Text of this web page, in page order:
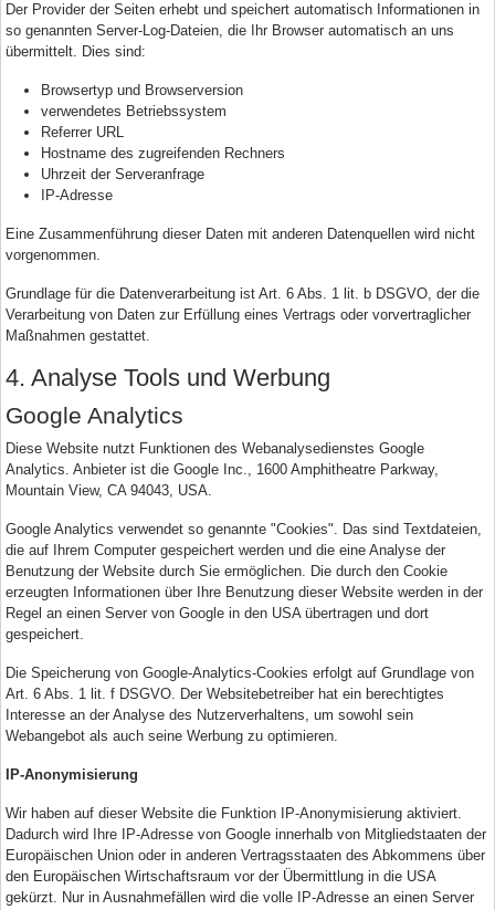
Der Provider der Seiten erhebt und speichert automatisch Informationen in
so genannten Server-Log-Dateien, die Ihr Browser automatisch an uns
übermittelt. Dies sind:
Browsertyp und Browserversion
verwendetes Betriebssystem
Referrer URL
Hostname des zugreifenden Rechners
Uhrzeit der Serveranfrage
IP-Adresse
Eine Zusammenführung dieser Daten mit anderen Datenquellen wird nicht
vorgenommen.
Grundlage für die Datenverarbeitung ist Art. 6 Abs. 1 lit. b DSGVO, der die
Verarbeitung von Daten zur Erfüllung eines Vertrags oder vorvertraglicher
Maßnahmen gestattet.
4. Analyse Tools und Werbung
Google Analytics
Diese Website nutzt Funktionen des Webanalysedienstes Google
Analytics. Anbieter ist die Google Inc., 1600 Amphitheatre Parkway,
Mountain View, CA 94043, USA.
Google Analytics verwendet so genannte "Cookies". Das sind Textdateien,
die auf Ihrem Computer gespeichert werden und die eine Analyse der
Benutzung der Website durch Sie ermöglichen. Die durch den Cookie
erzeugten Informationen über Ihre Benutzung dieser Website werden in der
Regel an einen Server von Google in den USA übertragen und dort
gespeichert.
Die Speicherung von Google-Analytics-Cookies erfolgt auf Grundlage von
Art. 6 Abs. 1 lit. f DSGVO. Der Websitebetreiber hat ein berechtigtes
Interesse an der Analyse des Nutzerverhaltens, um sowohl sein
Webangebot als auch seine Werbung zu optimieren.
IP-Anonymisierung
Wir haben auf dieser Website die Funktion IP-Anonymisierung aktiviert.
Dadurch wird Ihre IP-Adresse von Google innerhalb von Mitgliedstaaten der
Europäischen Union oder in anderen Vertragsstaaten des Abkommens über
den Europäischen Wirtschaftsraum vor der Übermittlung in die USA
gekürzt. Nur in Ausnahmefällen wird die volle IP-Adresse an einen Server